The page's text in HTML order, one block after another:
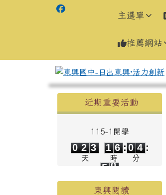
主選單
推薦網站
左邊區域內容
近期重要活動
115-1開學
0 2
3
3
天
1
1
6
6
時
:
0
0 4
分
:
5
5
0
0
東興閱讀